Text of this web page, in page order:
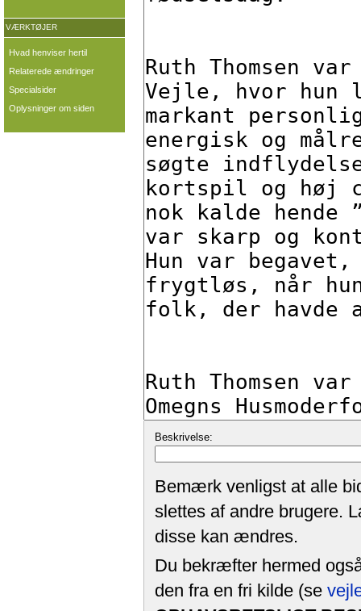
Beskrivelse:
Bemærk venligst at alle
slettes af andre brugere.
disse kan ændres.
Du bekræfter hermed
den fra en fri kilde (se
VÆRKTØJER
Hvad henviser hertil
Relaterede ændringer
Specialsider
Oplysninger om siden